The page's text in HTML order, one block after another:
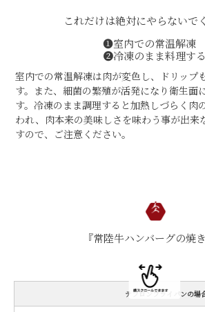
牛肉部位一覧
手造りタレ
プレミアムギフト
商品券
ギフトカテゴリー一覧
これだけは絶対にやらないで
❶室内での常温解凍
❷冷凍のまま料理する
室内での常温解凍は肉が変色し、ドリップ
す。また、細菌の繁殖が活発になり衛生面
す。冷凍のまま調理すると加熱しづらく肉
われ、肉本来の美味しさを味わう事が出来
すので、ご注意ください。
『常陸牛ハンバーグの焼き
テフロンフライパンの場